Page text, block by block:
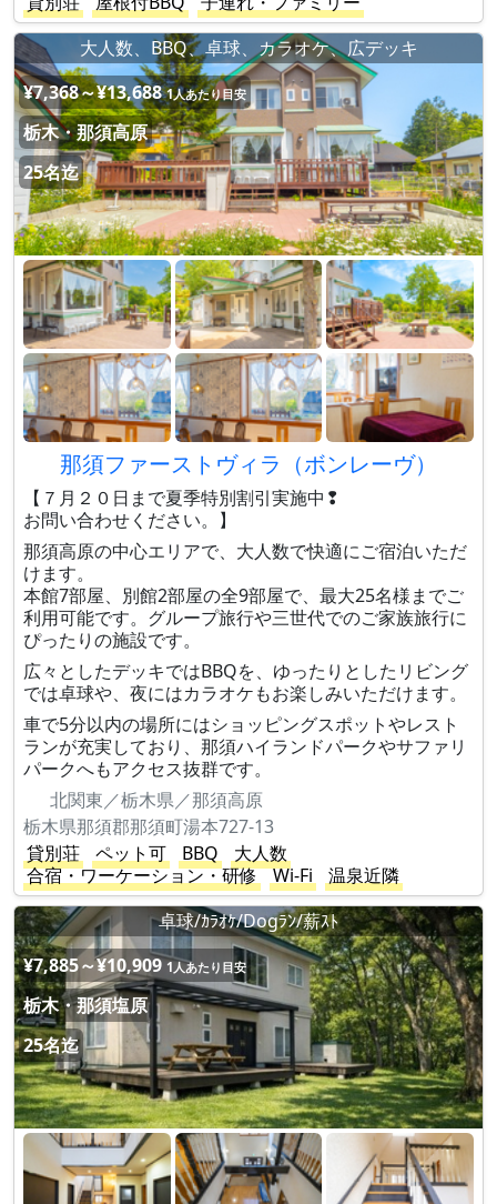
大人数、BBQ、卓球、カラオケ、広デッキ
¥7,368～¥13,688 1人あたり目安
栃木・那須高原
25名迄
那須ファーストヴィラ（ボンレーヴ）
【７月２０日まで夏季特別割引実施中❢
お問い合わせください。】
那須高原の中心エリアで、大人数で快適にご宿泊いただ
けます。
本館7部屋、別館2部屋の全9部屋で、最大25名様までご
利用可能です。グループ旅行や三世代でのご家族旅行に
ぴったりの施設です。
広々としたデッキではBBQを、ゆったりとしたリビング
では卓球や、夜にはカラオケもお楽しみいただけます。
車で5分以内の場所にはショッピングスポットやレスト
ランが充実しており、那須ハイランドパークやサファリ
パークへもアクセス抜群です。
北関東／栃木県／那須高原
栃木県那須郡那須町湯本727-13
貸別荘
ペット可 BBQ
大人数
合宿・ワーケーション・研修
Wi-Fi
温泉近隣
卓球/ｶﾗｵｹ/Dogﾗﾝ/薪ｽﾄ
¥7,885～¥10,909 1人あたり目安
栃木・那須塩原
25名迄